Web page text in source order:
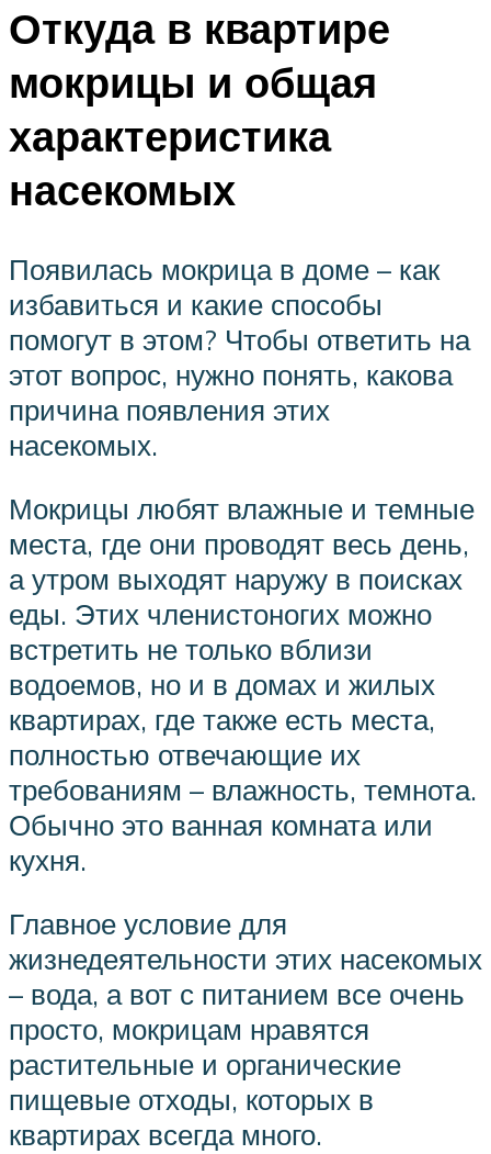
Откуда в квартире
мокрицы и общая
характеристика
насекомых
Появилась мокрица в доме – как
избавиться и какие способы
помогут в этом? Чтобы ответить на
этот вопрос, нужно понять, какова
причина появления этих
насекомых.
Мокрицы любят влажные и темные
места, где они проводят весь день,
а утром выходят наружу в поисках
еды. Этих членистоногих можно
встретить не только вблизи
водоемов, но и в домах и жилых
квартирах, где также есть места,
полностью отвечающие их
требованиям – влажность, темнота.
Обычно это ванная комната или
кухня.
Главное условие для
жизнедеятельности этих насекомых
– вода, а вот с питанием все очень
просто, мокрицам нравятся
растительные и органические
пищевые отходы, которых в
квартирах всегда много.